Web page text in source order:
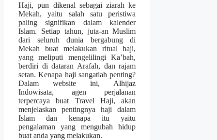
Haji, pun dikenal sebagai ziarah ke
Mekah, yaitu salah satu peristiwa
paling signifikan dalam kalender
Islam. Setiap tahun, juta-an Muslim
dari seluruh dunia bergabung di
Mekah buat melakukan ritual haji,
yang meliputi mengelilingi Ka’bah,
berdiri di dataran Arafah, dan rajam
setan. Kenapa haji sangatlah penting?
Dalam website ini, Alhijaz
Indowisata, agen perjalanan
terpercaya buat Travel Haji, akan
menjelaskan pentingnya haji dalam
Islam dan kenapa itu yaitu
pengalaman yang mengubah hidup
buat anda yang melakukan.